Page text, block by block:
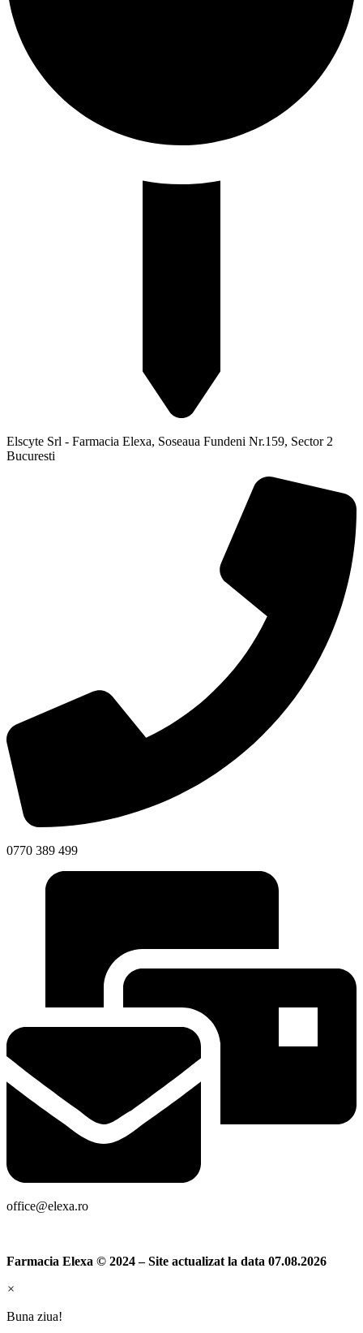
Elscyte Srl - Farmacia Elexa, Soseaua Fundeni Nr.159, Sector 2
Bucuresti
0770 389 499
office@elexa.ro
Farmacia Elexa © 2024 – Site actualizat la data 07.08.2026
×
Buna ziua!